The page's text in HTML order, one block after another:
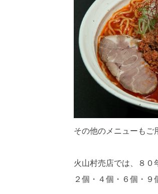
その他のメニューもご
火山村売店では、８０
２個・４個・６個・９